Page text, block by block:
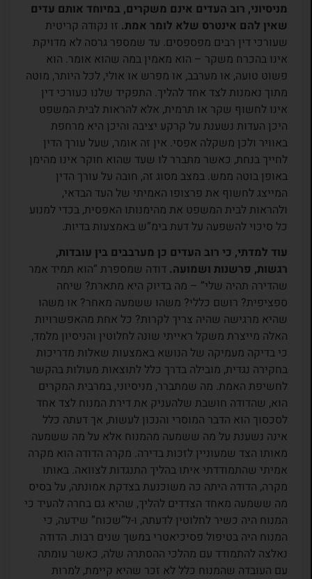
מניסיוני, רוב העדים אינם משקרים, במיוחד אותם עדים
שאין להם אינטרס שלא לומר אמת.זו נקודה קריטית
שעורכי דין רבים מפספסים. עד שמספר גרסה לא מדויקת
אינו בהכרח משקר – הוא מאמין במה שהוא אומר. הוא
פשוט טועה, או מערבב, או מפרש או אולי, לכל היותר, מוטה
מתוך נאמנות לצד אחד להליך. התפקיד שלנו כעורכי דין
אינו לחשוף שקר או תרמית, אלא להראות לבית המשפט
היכן העדות נשענת על קרקע יציבה והיכן היא מרחפת
באוויר ולכן משקלה אפסי. אין זה אומר, שעל עורך הדין
לחייך בנחת, כאשר מתברר לו שעד שהוא חוקר אינו מהימן
באופן בוטה ממש. במצב מסוג זה, חובה על עורך הדין
המייצג לחשוף את פרצופו האמיתי של העד הבדאי,
ולהראות לבית המשפט את מהימנותו האפסית, בכדי למנוע
כל סיכוי להשפעה על דעת בימ”ש באמצעות בדיות.
עוד למדתי, כי רוב העדים כן מערבבים בין עובדות,
רגשות, פרשנות ושמועה.דודה שמספרת “הוא תמיד אמר
שהדירה תהיה שלי” – מה בדיוק היא מתארת? שיחה
ספציפית? רושם כללי? משהו ששמעה מאחר? או משהו
שהיא מרגישה שהיה צריך לקרות? כל אחת מהאפשרויות
האלה מייצרת משקל ראייתי שונה לחלוטין והניסיון מלמד,
כי בדיקה מעמיקה של הנושא באמצעות שאלות מדריכות
בחקירה נגדית, מובילה בדרך כלל לתוצאות מעולות בהקשר
לחשיפת האמת. מה שמתברר, מניסיוני, במרבית המקרים
הוא, שהדודה חושבת שלהעניק את דירת המנוח לצד אחד
לסכסוך הוא הדבר המוסרי והנכון לעשות, אך דעתה כלל
אינה נשענת על מה ששמעה מהמנוח אלא על מה ששמעה
מאותו הצד שמעוניין לזכות בדירה. מקרה הדודה הוא מקרה
אמיתי שהתמודדתי איתו בהליך התנגדות לצוואה. באותו
מקרה, הדודה היתה כה משוכנעת בצדקת אמונתה, על בסיס
מה ששמעה מאחד הצדדים להליך, שהיא גם בחרה להעיד כי
המנוח היה כשיר לחלוטין לדעתה, ו-ל”שכוח” שידעה, כי
המנוח היה בטיפול פסיכיאטרי במשך שנים רבות. הדודה
נאלצה להתמודד עם מהלכי ההסתרה שלה, כאשר עומתה
עם העובדה שהמנוח כלל לא זכר שהיא קיימת, למרות